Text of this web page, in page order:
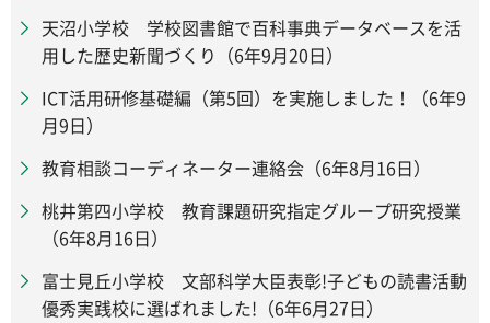
天沼小学校 学校図書館で百科事典データベースを活
用した歴史新聞づくり（6年9月20日）
ICT活用研修基礎編（第5回）を実施しました！（6年9
月9日）
教育相談コーディネーター連絡会（6年8月16日）
桃井第四小学校 教育課題研究指定グループ研究授業
（6年8月16日）
富士見丘小学校 文部科学大臣表彰!子どもの読書活動
優秀実践校に選ばれました!（6年6月27日）